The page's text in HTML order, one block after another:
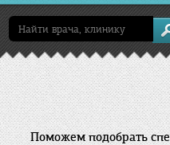
Поможем подобрать